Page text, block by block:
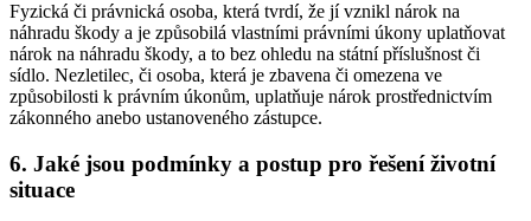
Fyzická či právnická osoba, která tvrdí, že jí vznikl nárok na
náhradu škody a je způsobilá vlastními právními úkony uplatňovat
nárok na náhradu škody, a to bez ohledu na státní příslušnost či
sídlo. Nezletilec, či osoba, která je zbavena či omezena ve
způsobilosti k právním úkonům, uplatňuje nárok prostřednictvím
zákonného anebo ustanoveného zástupce.
6. Jaké jsou podmínky a postup pro řešení životní
situace